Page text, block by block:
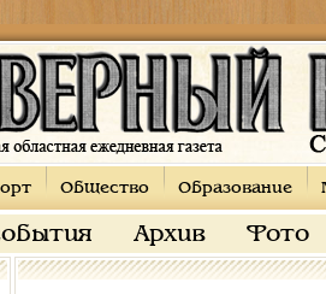
Общество Образование
Архив Фото